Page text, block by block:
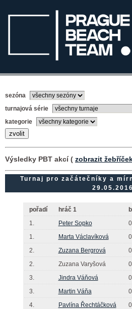
sezóna
turnajová série
kategorie
Výsledky PBT akcí ( zobrazit
Turnaj pro začátečníky a
29.05.2016
pořadí hráč 1
1.
Peter Sopko
0
1.
Marta Václavíková
0
2.
Zuzana Bergrová
0
2.
Zuzana Varyšová
0
3.
Jindra Váňová
0
3.
Martin Váňa
0
4.
Pavlína Řechtáčková
0